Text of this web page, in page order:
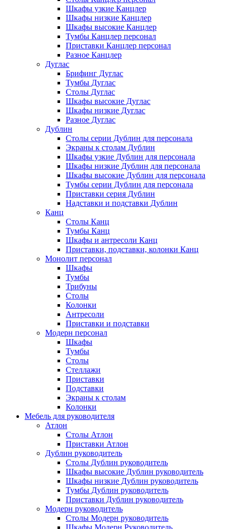
Шкафы узкие Канцлер
Шкафы низкие Канцлер
Шкафы высокие Канцлер
Тумбы Канцлер персонал
Приставки Канцлер персонал
Разное Канцлер
Дуглас
Брифинг Дуглас
Тумбы Дуглас
Столы Дуглас
Шкафы высокие Дуглас
Шкафы низкие Дуглас
Разное Дуглас
Дублин
Столы серии Дублин для персонала
Экраны к столам Дублин
Шкафы узкие Дублин для персонала
Шкафы низкие Дублин для персонала
Шкафы высокие Дублин для персонала
Тумбы серии Дублин для персонала
Приставки серия Дублин
Надставки и подставки Дублин
Канц
Столы Канц
Тумбы Канц
Шкафы и антресоли Канц
Приставки, подставки, колонки Канц
Монолит персонал
Шкафы
Тумбы
Трибуны
Столы
Колонки
Антресоли
Приставки и подставки
Модерн персонал
Шкафы
Тумбы
Столы
Стеллажи
Приставки
Подставки
Экраны к столам
Колонки
Мебель для руководителя
Атлон
Столы Атлон
Приставки Атлон
Дублин руководитель
Столы Дублин руководитель
Шкафы высокие Дублин руководитель
Шкафы низкие Дублин руководитель
Тумбы Дублин руководитель
Приставки Дублин руководитель
Модерн руководитель
Столы Модерн руководитель